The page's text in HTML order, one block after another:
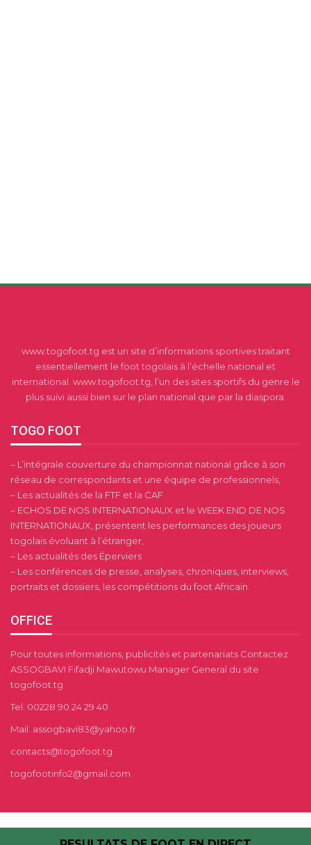
www.togofoot.tg est un site d’informations sportives traitant
essentiellement le foot togolais à l’échelle national et
international. www.togofoot.tg, l’un des sites sportifs du genre le
plus suivi aussi bien sur le plan national que par la diaspora.
TOGO FOOT
– L’intégrale couverture du championnat national grâce à son
réseau de correspondants et une équipe de professionnels,
– Les actualités de la FTF et la CAF
– ECHOS DE NOS INTERNATIONAUX et le WEEK END DE NOS
INTERNATIONAUX, présentent les performances des joueurs
togolais évoluant à l’étranger,
– Les actualités des Éperviers
– Les conférences de presse, analyses, chroniques, interviews,
portraits et dossiers, les compétitions du foot Africain.
OFFICE
Pour toutes informations, publicités et partenariats Contactez
ASSOGBAVI Fifadji Mawutowu Manager General du site
togofoot.tg
Tel: 00228 90 24 29 40
Mail: assogbavi83@yahoo.fr
contacts@togofoot.tg
togofootinfo2@gmail.com